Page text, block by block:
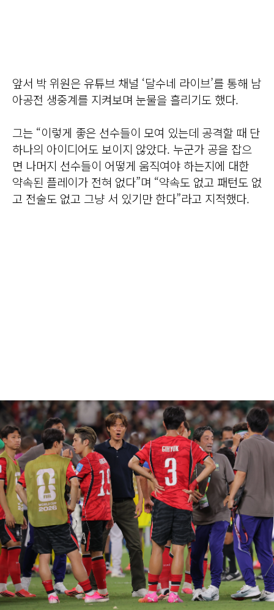
앞서 박 위원은 유튜브 채널 ‘달수네 라이브’를 통해 남
아공전 생중계를 지켜보며 눈물을 흘리기도 했다.
그는 “이렇게 좋은 선수들이 모여 있는데 공격할 때 단
하나의 아이디어도 보이지 않았다. 누군가 공을 잡으
면 나머지 선수들이 어떻게 움직여야 하는지에 대한
약속된 플레이가 전혀 없다”며 “약속도 없고 패턴도 없
고 전술도 없고 그냥 서 있기만 한다”라고 지적했다.